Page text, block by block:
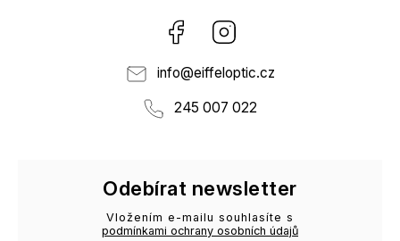
Facebook
info@eiffeloptic.cz
245 007 022
Odebírat newsletter
Vložením e-mailu souhlasíte s
podmínkami ochrany osobních údajů